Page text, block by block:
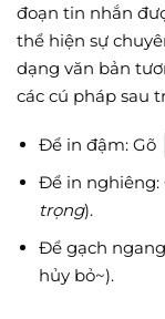
đoạn tin nhắn
thể hiện sự
dạng văn bản
các cú pháp sau
Để in đậm: Gõ
Để in nghiêng:
trọng).
Để gạch
hủy bỏ~).